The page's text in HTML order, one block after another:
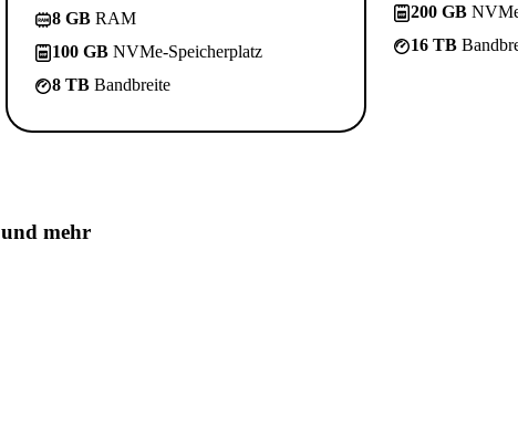
8 GB RAM
100 GB NVMe-Speicherplatz
8 TB Bandbreite
200 GB
16 TB
und mehr